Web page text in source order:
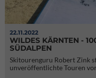
22.11.2022
WILDES KÄRNTEN -
SÜDALPEN
Skitourenguru Robert Zink
unveröffentlichte Touren